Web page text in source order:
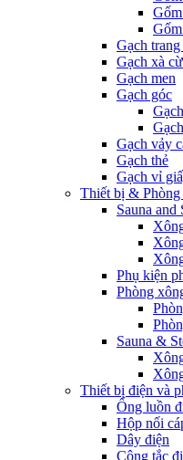
Gạch
Gạch xà cừ
Gạch men
Gạch góc
Gạch vảy
Gạch thẻ
Gạch vỉ
Thiết bị &
Sauna and
Phụ kiện
Phòng
Sauna &
Thiết bị điện và
Ống luồn
Hộp nối
Dây điện
Công tắc